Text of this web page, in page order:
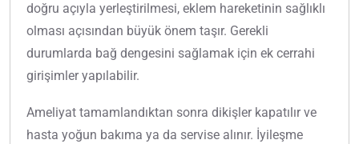
doğru açıyla yerleştirilmesi, eklem hareketinin sağlıklı
olması açısından büyük önem taşır. Gerekli
durumlarda bağ dengesini sağlamak için ek cerrahi
girişimler yapılabilir.
Ameliyat tamamlandıktan sonra dikişler kapatılır ve
hasta yoğun bakıma ya da servise alınır. İyileşme